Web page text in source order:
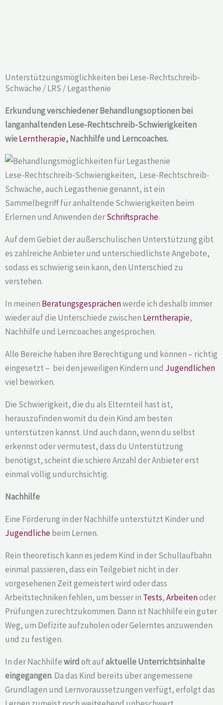
Unterstützungsmöglichkeiten bei Lese-Rechtschreib-
Schwäche / LRS / Legasthenie​
Erkundung verschiedener Behandlungsoptionen bei
langanhaltenden Lese-Rechtschreib-Schwierigkeiten
wieLerntherapie, Nachhilfe und Lerncoaches.
Lese-Rechtschreib-Schwierigkeiten, Lese-Rechtschreib-
Schwäche, auch Legasthenie genannt, ist ein
Sammelbegriff für anhaltende Schwierigkeiten beim
Erlernen und Anwenden derSchriftsprache.
Auf dem Gebiet der außerschulischen Unterstützung gibt
es zahlreiche Anbieter und unterschiedlichste Angebote,
sodass es schwierig sein kann, den Unterschied zu
verstehen.
In meinen Beratungsgesprächenwerde ich deshalb immer
wieder auf die Unterschiede zwischen Lerntherapie,
Nachhilfe und Lerncoaches angesprochen.
Alle Bereiche haben ihre Berechtigung und können – richtig
eingesetzt – bei den jeweiligen Kindern und Jugendlichen
viel bewirken.
Die Schwierigkeit, die du als Elternteil hast ist,
herauszufinden womit du dein Kind am besten
unterstützen kannst. Und auch dann, wenn du selbst
erkennst oder vermutest, dass du Unterstützung
benötigst, scheint die schiere Anzahl der Anbieter erst
einmal völlig undurchsichtig.
Nachhilfe
Eine Förderung in der Nachhilfe unterstützt Kinder und
Jugendlichebeim Lernen.
Rein theoretisch kann es jedem Kind in der Schullaufbahn
einmal passieren, dass ein Teilgebiet nicht in der
vorgesehenen Zeit gemeistert wird oder dass
Arbeitstechniken fehlen, um besser in Tests,Arbeitenoder
Prüfungen zurechtzukommen. Dann ist Nachhilfe ein guter
Weg, um Defizite aufzuholen oder Gelerntes anzuwenden
und zu festigen.
In der Nachhilfewirdoft aufaktuelle Unterrichtsinhalte
eingegangen. Da das Kind bereits über angemessene
Grundlagen und Lernvoraussetzungen verfügt, erfolgt das